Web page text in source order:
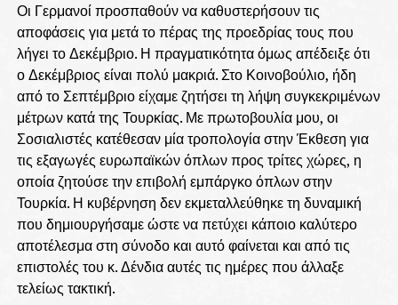
Οι Γερμανοί προσπαθούν να καθυστερήσουν τις
αποφάσεις για μετά το πέρας της προεδρίας τους που
λήγει το Δεκέμβριο. Η πραγματικότητα όμως απέδειξε ότι
ο Δεκέμβριος είναι πολύ μακριά. Στο Κοινοβούλιο, ήδη
από το Σεπτέμβριο είχαμε ζητήσει τη λήψη συγκεκριμένων
μέτρων κατά της Τουρκίας. Με πρωτοβουλία μου, οι
Σοσιαλιστές κατέθεσαν μία τροπολογία στην Έκθεση για
τις εξαγωγές ευρωπαϊκών όπλων προς τρίτες χώρες, η
οποία ζητούσε την επιβολή εμπάργκο όπλων στην
Τουρκία. Η κυβέρνηση δεν εκμεταλλεύθηκε τη δυναμική
που δημιουργήσαμε ώστε να πετύχει κάποιο καλύτερο
αποτέλεσμα στη σύνοδο και αυτό φαίνεται και από τις
επιστολές του κ. Δένδια αυτές τις ημέρες που άλλαξε
τελείως τακτική.